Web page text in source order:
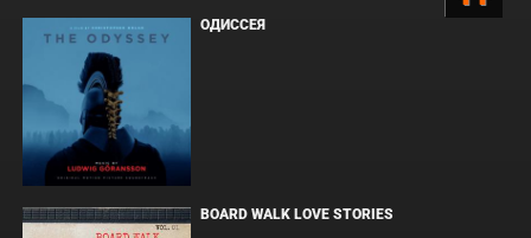
ОДИССЕЯ
BOARD WALK LOVE STORIES